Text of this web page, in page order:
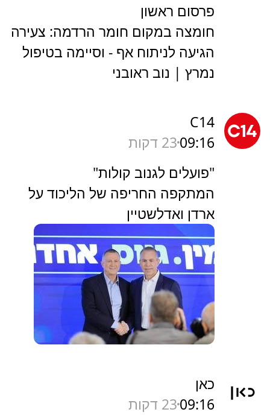
פרסום ראשון
חומצה במקום חומר הרדמה: צעירה
הגיעה לניתוח אף - וסיימה בטיפול
נמרץ | נוב ראובני
C14
09:1623 דקות
"פועלים לגנוב קולות"
המתקפה החריפה של הליכוד על
ארדן ואדלשטיין
כאן
09:1623 דקות